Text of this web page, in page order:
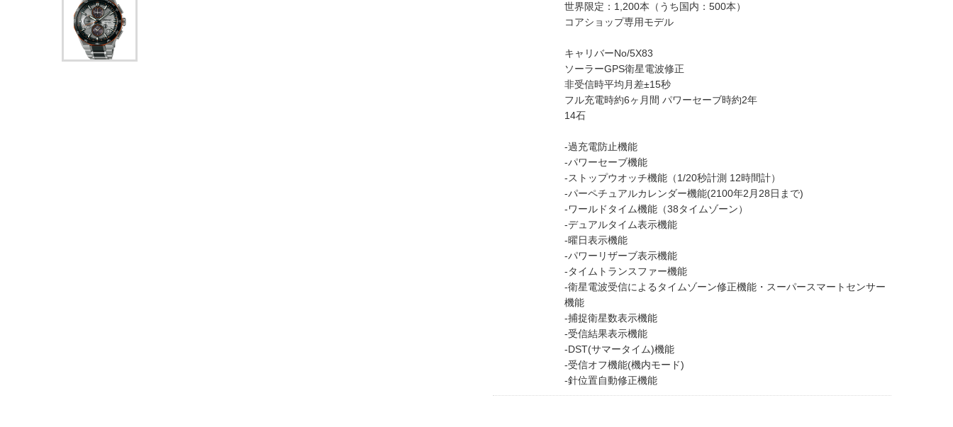
世界限定：1,200本（うち国内：500本）
コアショップ専用モデル
キャリバーNo/5X83
ソーラーGPS衛星電波修正
非受信時平均月差±15秒
フル充電時約6ヶ月間 パワーセーブ時約2年
14石
-過充電防止機能
-パワーセーブ機能
-ストップウオッチ機能（1/20秒計測 12時間計）
-パーペチュアルカレンダー機能(2100年2月28日まで)
-ワールドタイム機能（38タイムゾーン）
-デュアルタイム表示機能
-曜日表示機能
-パワーリザーブ表示機能
-タイムトランスファー機能
-衛星電波受信によるタイムゾーン修正機能・スーパースマートセンサー
機能
-捕捉衛星数表示機能
-受信結果表示機能
-DST(サマータイム)機能
-受信オフ機能(機内モード)
-針位置自動修正機能